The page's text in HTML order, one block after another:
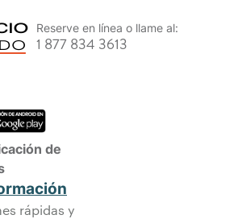
Reserve en línea o llame al:
1 877 834 3613
de
rápidas y